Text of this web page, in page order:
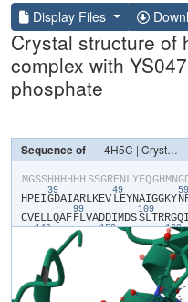
Display Files
Crystal structure of
complex with
phosphate
Sequence of
​M​​G​​S​​S​​H​​H​​H​​H​​H​​H​ ​S​​S​​G​​R​​E​​N​​L​​Y​​F​​Q​​G​​H​​M​​N​​G​
H​​P​​E​​I​
39
​G​​D​​A​​I​​A​​R​​L​​K​​E​​V​
49
​L​​E​​Y​​N​​A​​I​​G​​G​​K​​Y​​N​
C​​V​​E​​L​​L​​Q​​A​​F​
99
​F​​L​​V​​A​​D​​D​​I​​M​​D​​S​
109
​S​​L​​T​​R​​R​​G​​Q​​I​
149
​Y​​L​​N​ ​L​
159
​S​​S​​Y​​Q​​T​​E​​I​​G​​Q​
​F​​Y​​L​
209
​P​
219
​G​​E​ ​H​​A​​N​​A​
​D​​I​ ​Q​ ​D​​N​ ​A​
279
​T​ ​P​​E​​Q​​Y​
L​ ​Q​​Y​
319
​E​ ​E​​Q​​Y​​A​​A​​P​​L​​P​​P​​A​